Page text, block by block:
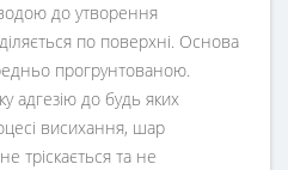
до утворення
по поверхні. Основа
прогрунтованою.
адгезію до будь яких
висихання, шар
тріскається та не